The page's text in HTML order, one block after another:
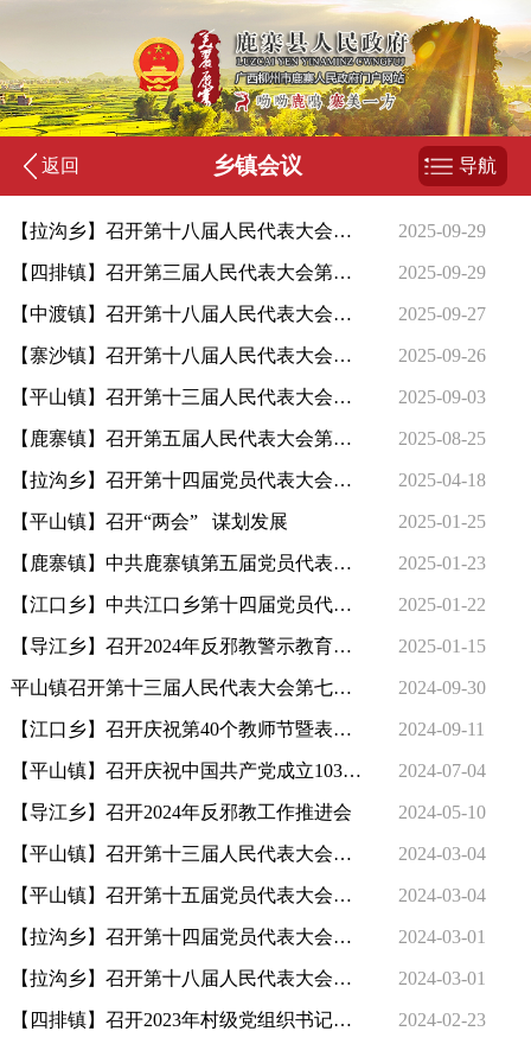
返回 乡镇会议 导航
【拉沟乡】召开第十八届人民代表大会第九次会议 2025-09-29
【四排镇】召开第三届人民代表大会第九次会议 2025-09-29
【中渡镇】召开第十八届人民代表大会第九次会议 2025-09-27
【寨沙镇】召开第十八届人民代表大会第九次会议 2025-09-26
【平山镇】召开第十三届人民代表大会第九次会议 2025-09-03
【鹿寨镇】召开第五届人民代表大会第九次会议 2025-08-25
【拉沟乡】召开第十四届党员代表大会第六次会议 2025-04-18
【平山镇】召开“两会” 谋划发展 2025-01-25
【鹿寨镇】中共鹿寨镇第五届党员代表大会第七次会议胜利召开 2025-01-23
【江口乡】中共江口乡第十四届党员代表大会第五次会议胜利召开 2025-01-22
【导江乡】召开2024年反邪教警示教育工作总结暨2025年工作布置会 2025-01-15
平山镇召开第十三届人民代表大会第七次会议 2024-09-30
【江口乡】召开庆祝第40个教师节暨表扬大会 2024-09-11
【平山镇】召开庆祝中国共产党成立103周年大会 2024-07-04
【导江乡】召开2024年反邪教工作推进会 2024-05-10
【平山镇】召开第十三届人民代表大会第六次会议 2024-03-04
【平山镇】召开第十五届党员代表大会第五次会议 2024-03-04
【拉沟乡】召开第十四届党员代表大会第五次会议 2024-03-01
【拉沟乡】召开第十八届人民代表大会第六次会议 2024-03-01
【四排镇】召开2023年村级党组织书记抓基层党建述职评议会 2024-02-23